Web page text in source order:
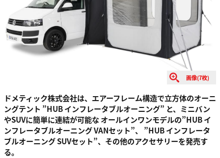
画像(7枚)
ドメティック株式会社は、エアーフレーム構造で立方体のオーニ
ングテント ”HUB インフレータブルオーニング” と、ミニバン
やSUVに簡単に連結が可能な オールインワンモデルの”HUB イ
ンフレータブルオーニング VANセット”、 ”HUB インフレータ
ブルオーニング SUVセット”、その他のアクセサリーを発売す
る。